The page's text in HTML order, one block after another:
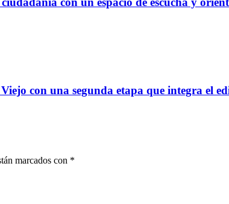
con una segunda etapa que integra el
marcados con *